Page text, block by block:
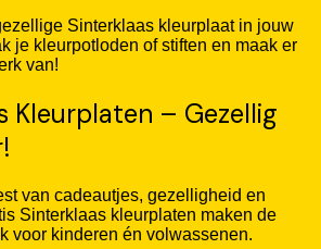
Sinterklaas kleurplaat in jouw
je kleurpotloden of stiften en maak er
van!
Kleurplaten – Gezellig
van cadeautjes, gezelligheid en
Sinterklaas kleurplaten maken de
voor kinderen én volwassenen.